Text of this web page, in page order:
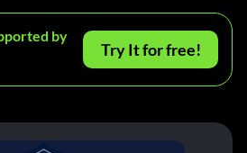
by
Try It for free!